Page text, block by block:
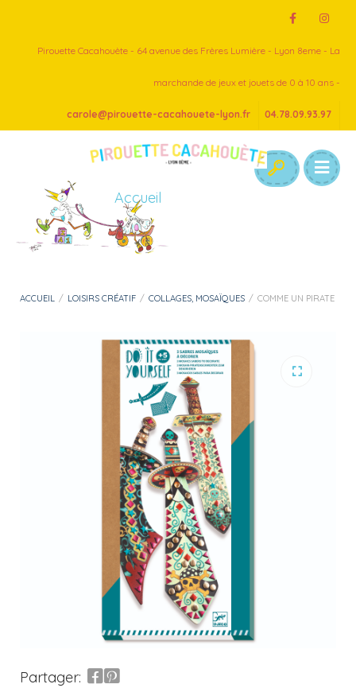
Pirouette Cacahouète - 64 avenue des Frères Lumière - Lyon 8eme - La
marchande de jeux et jouets de 0 à 10 ans -
carole@pirouette-cacahouete-lyon.fr 04.78.09.93.97
Accueil
ACCUEIL / LOISIRS CRÉATIF / COLLAGES, MOSAÏQUES / COMME UN PIRATE
Partager: